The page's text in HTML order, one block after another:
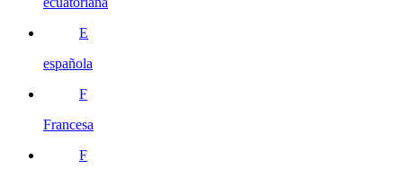
E
española
F
Francesa
F